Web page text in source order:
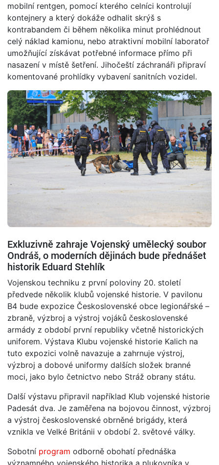
mobilní rentgen, pomocí kterého celníci kontrolují
kontejnery a který dokáže odhalit skrýš s
kontrabandem či během několika minut prohlédnout
celý náklad kamionu, nebo atraktivní mobilní laboratoř
umožňující získávat potřebné informace přímo při
nasazení v místě šetření. Jihočeští záchranáři připraví
komentované prohlídky vybavení sanitních vozidel.
Exkluzivně zahraje Vojenský umělecký soubor
Ondráš, o moderních dějinách bude přednášet
historik Eduard Stehlík
Vojenskou techniku z první poloviny 20. století
předvede několik klubů vojenské historie. V pavilonu
B4 bude expozice Československé obce legionářské –
zbraně, výzbroj a výstroj vojáků československé
armády z období první republiky včetně historických
uniforem. Výstava Klubu vojenské historie Kalich na
tuto expozici volně navazuje a zahrnuje výstroj,
výzbroj a dobové uniformy dalších složek branné
moci, jako bylo četnictvo nebo Stráž obrany státu.
Další výstavu připravil například Klub vojenské historie
Padesát dva. Je zaměřena na bojovou činnost, výzbroj
a výstroj československé obrněné brigády, která
vznikla ve Velké Británii v období 2. světové války.
Sobotní program odborně obohatí přednáška
významného vojenského historika a plukovníka v